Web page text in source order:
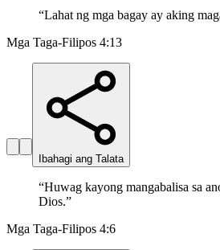
“Lahat ng mga bagay ay aking
Mga Taga-Filipos 4:13
Ibahagi ang Talata
“Huwag kayong mangabalisa sa
Dios.”
Mga Taga-Filipos 4:6